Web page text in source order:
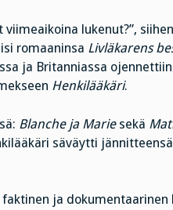
lukenut?”,
romaaninsa Livläkarens
ja Britanniassa
Henkilääkäri.
Blanche ja Mariesekä
säväytti jännitteensä
ja dokumentaarinen